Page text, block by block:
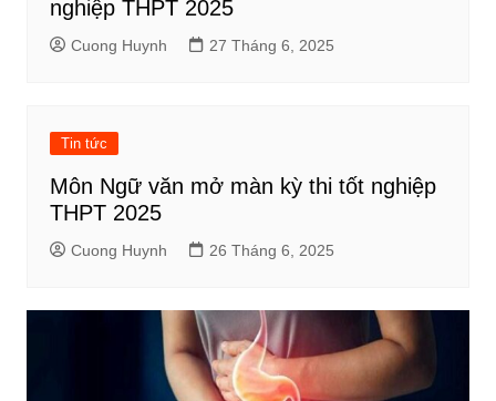
nghiệp THPT 2025
Cuong Huynh 27 Tháng 6, 2025
Tin tức
Môn Ngữ văn mở màn kỳ thi tốt nghiệp
THPT 2025
Cuong Huynh 26 Tháng 6, 2025